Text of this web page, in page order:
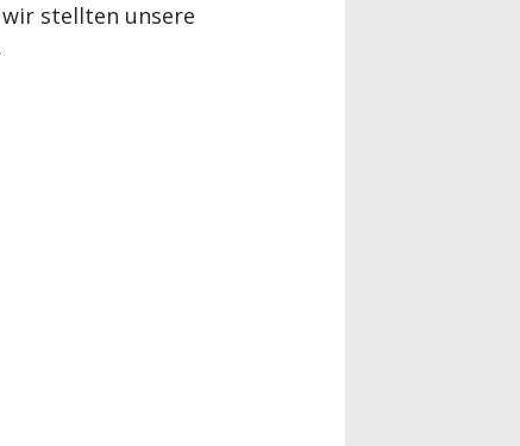
stellten unsere